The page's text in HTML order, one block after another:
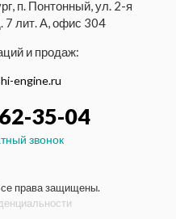
п. Понтонный, ул. 2-я
7 лит. А, офис 304
и продаж:
engine.ru
35-04
звонок
права защищены.